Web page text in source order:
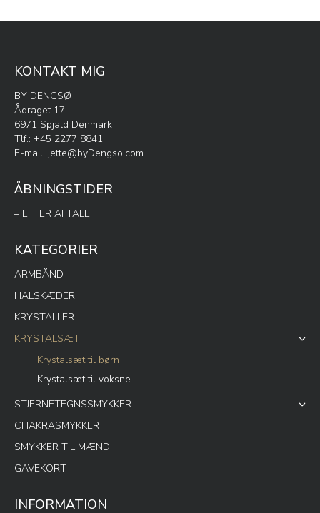
KONTAKT MIG
BY DENGSØ
Ådraget 17
6971 Spjald Denmark
Tlf.: +45 2277 8841
E-mail: jette@byDengso.com
ÅBNINGSTIDER
– EFTER AFTALE
KATEGORIER
ARMBÅND
HALSKÆDER
KRYSTALLER
KRYSTALSÆT
Krystalsæt til børn
Krystalsæt til voksne
STJERNETEGNSSMYKKER
CHAKRASMYKKER
SMYKKER TIL MÆND
GAVEKORT
INFORMATION